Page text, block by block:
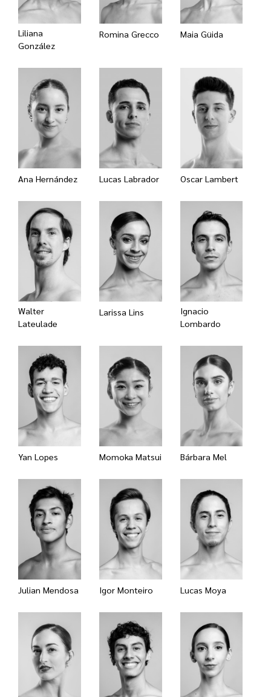
Liliana
González
Romina Grecco Maia Güida
Ana Hernández Lucas Labrador Oscar Lambert
Walter
Lateulade
Larissa Lins
Ignacio
Lombardo
Yan Lopes Momoka Matsui Bárbara Mel
Julian Mendosa Igor Monteiro Lucas Moya